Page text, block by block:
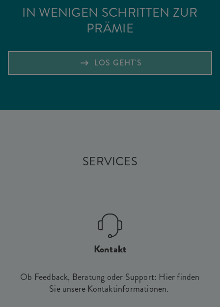
IN WENIGEN SCHRITTEN ZUR
PRÄMIE
LOS GEHT'S
SERVICES
Kontakt
Ob Feedback, Beratung oder Support: Hier finden
Sie unsere Kontaktinformationen.